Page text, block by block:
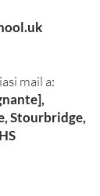
mail a:
Stourbridge,